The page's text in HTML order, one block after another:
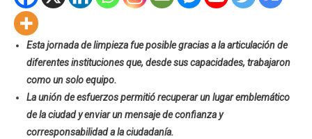
Esta jornada de limpieza fue posible gracias a la articulación de
diferentes instituciones que, desde sus capacidades, trabajaron
como un solo equipo.
La unión de esfuerzos permitió recuperar un lugar emblemático
de la ciudad y enviar un mensaje de confianza y
corresponsabilidad a la ciudadanía.